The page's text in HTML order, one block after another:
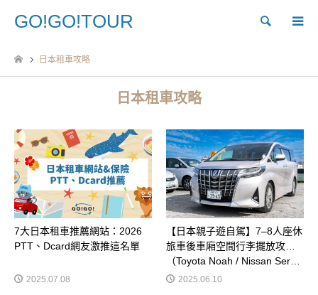
GO!GO!TOUR Search
日本租車攻略
日本租車攻略
7大日本租車推薦網站：2026
PTT、Dcard網友激推這名單
2025.07.08
【日本親子遊自駕】7–8人座休
旅車後車廂空間行李擺放攻略
（Toyota Noah / Nissan Ser…
2025.06.10